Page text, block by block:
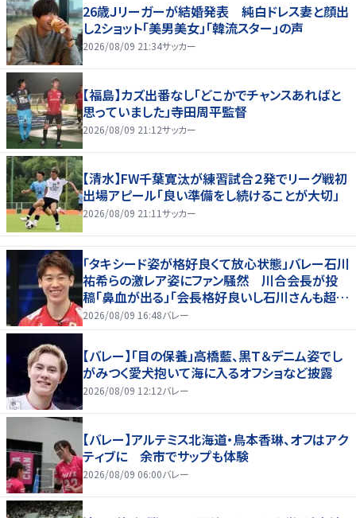
26歳Ｊリーガーが結婚発表 純白ドレス妻と顔出
し2ショット「美男美女」「韓流スター」の声
2026/08/09 21:34サッカー
【福島】カズ出番なし「どこかでチャンスあればと
思っていました」寺田周平監督
2026/08/09 21:12サッカー
【清水】FW千葉寛汰が練習試合２発でリーグ戦初
出場アピール「良い準備をし続けることが大切」
2026/08/09 21:11サッカー
「タキシード姿が格好良くて放心状態」バレー石川
祐希らの激レア姿にファン騒然 川合会長が投
稿「鼻血が出る」「会長格好良いし石川さんも超格
好いい」
2026/08/09 16:48バレー
【バレー】「目の保養」高橋藍、黒Ｔ＆デニム姿でし
がみつく愛犬抱いて海に入るオフショなど披露
2026/08/09 12:12バレー
【バレー】アルテミス北海道・鳥本香琳、オフはアク
ティブに 余市でサップも体験
2026/08/09 06:00バレー